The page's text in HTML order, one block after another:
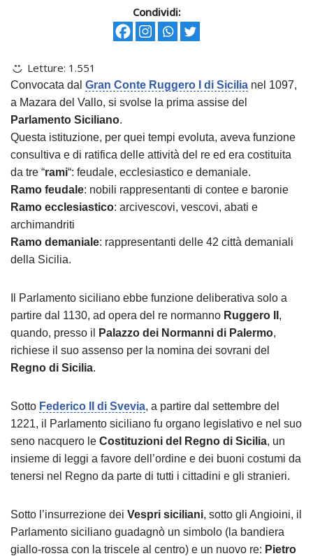
Condividi:
Letture: 1.551
Convocata dal Gran Conte Ruggero I di Sicilia nel 1097,
a Mazara del Vallo, si svolse la prima assise del
Parlamento Siciliano.
Questa istituzione, per quei tempi evoluta, aveva funzione
consultiva e di ratifica delle attività del re ed era costituita
da tre “rami“: feudale, ecclesiastico e demaniale.
Ramo feudale: nobili rappresentanti di contee e baronie
Ramo ecclesiastico: arcivescovi, vescovi, abati e
archimandriti
Ramo demaniale: rappresentanti delle 42 città demaniali
della Sicilia.
Il Parlamento siciliano ebbe funzione deliberativa solo a
partire dal 1130, ad opera del re normanno Ruggero II ,
quando, presso il
Palazzo dei Normanni di Palermo,
richiese il suo assenso per la nomina dei sovrani del
Regno di Sicilia.
Sotto Federico II di Svevia, a partire dal settembre del
1221, il Parlamento siciliano fu organo legislativo e nel suo
seno nacquero le Costituzioni del Regno di Sicilia, un
insieme di leggi a favore dell’ordine e dei buoni costumi da
tenersi nel Regno da parte di tutti i cittadini e gli stranieri.
Sotto l’insurrezione dei Vespri siciliani, sotto gli Angioini, il
Parlamento siciliano guadagnò un simbolo (la bandiera
giallo-rossa con la triscele al centro) e un nuovo re: Pietro